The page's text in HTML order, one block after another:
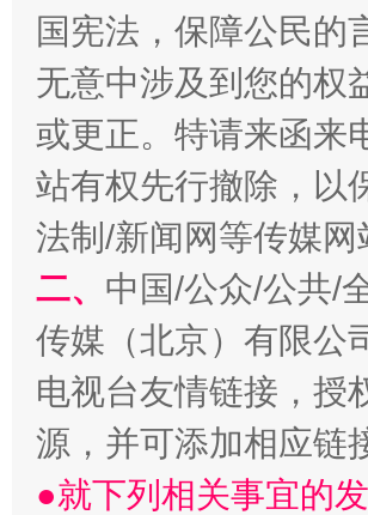
国宪法，保障公民的
无意中涉及到您的权
或更正。特请来函来
站有权先行撤除，以
法制/新闻网等传媒
二、 中国/公众/公共/
传媒（北京）有限公
电视台友情链接，授
源，并可添加相应链
●就下列相关事宜的